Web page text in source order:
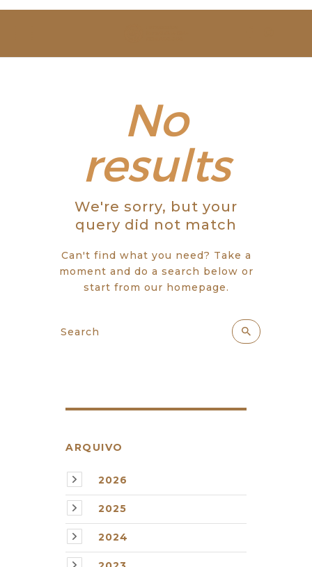
ESTUDAR
NOTÍCIAS
GALERIA
CONTACTOS
No
results
We're sorry, but your
query did not match
Can't find what you need? Take a
moment and do a search below or
start from our homepage.
ARQUIVO
2026
2025
2024